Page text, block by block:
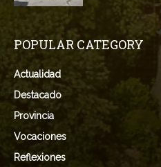
POPULAR CATEGORY
Actualidad
Destacado
Provincia
Vocaciones
Reflexiones